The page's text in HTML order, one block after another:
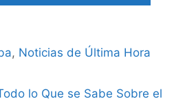
, Noticias de Última Hora
lo Que se Sabe Sobre el